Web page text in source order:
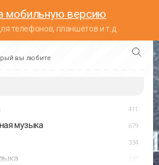
мобильную версию
телефонов, планшетов и т.д
вы любите
411
музыка 679
334